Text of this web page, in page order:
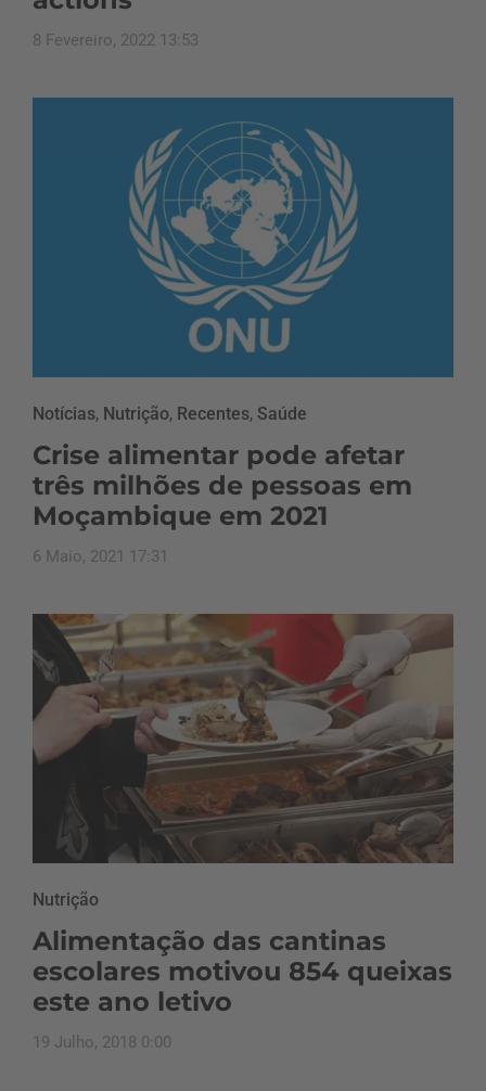
8 Fevereiro, 2022 13:53
Notícias, Nutrição, Recentes, Saúde
Crise alimentar pode afetar
três milhões de pessoas em
Moçambique em 2021
6 Maio, 2021 17:31
Nutrição
Alimentação das cantinas
escolares motivou 854 queixas
este ano letivo
19 Julho, 2018 0:00